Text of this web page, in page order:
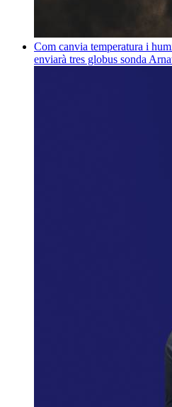
Com canvia temperatura i
enviarà tres globus sonda